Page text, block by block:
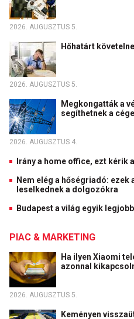
2026. AUGUSZTUS 5.
Hőhatárt
2026. AUGUSZTUS 5.
Megkongatták a
segíthetnek a
2026. AUGUSZTUS 4.
Irány a home office, ezt kérik
Nem elég a hőségriadó: ezek
leselkednek a dolgozókra
Budapest a világ egyik
PIAC & MARKETING
Ha ilyen Xiaomi
azonnal
2026. AUGUSZTUS 5.
Keményen